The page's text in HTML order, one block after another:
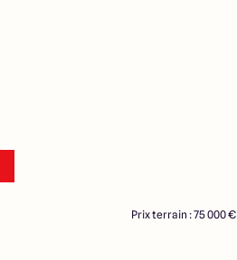
Prix terrain : 75 000 €